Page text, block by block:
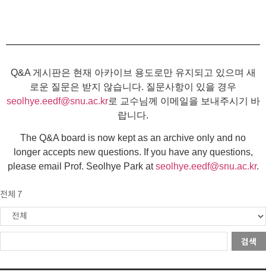
Q&A 게시판은 현재 아카이브 용도로만 유지되고 있으며 새
로운 질문은 받지 않습니다. 질문사항이 있을 경우
seolhye.eedf@snu.ac.kr로 교수님께 이메일을 보내주시기 바
랍니다.
The Q&A board is now kept as an archive only and no
longer accepts new questions. If you have any questions,
please email Prof. Seolhye Park atseolhye.eedf@snu.ac.kr.
전체 7
검색